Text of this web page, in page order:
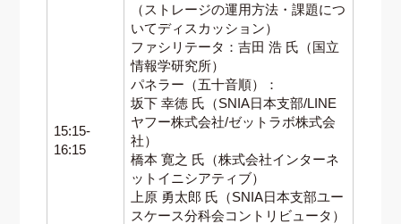
15:15-
16:15
（ストレージの運用方法・課題につ
いてディスカッション）
ファシリテータ：吉田 浩 氏（国立
情報学研究所）
パネラー（五十音順）：
坂下 幸徳 氏（SNIA日本支部/LINE
ヤフー株式会社/ゼットラボ株式会
社）
橋本 寛之 氏（株式会社インターネ
ットイニシアティブ）
上原 勇太郎 氏（SNIA日本支部ユー
スケース分科会コントリビュータ）